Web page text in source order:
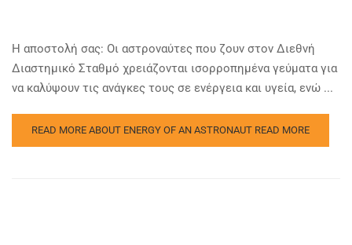
Η αποστολή σας: Οι αστροναύτες που ζουν στον Διεθνή
Διαστημικό Σταθμό χρειάζονται ισορροπημένα γεύματα για
να καλύψουν τις ανάγκες τους σε ενέργεια και υγεία, ενώ ...
READ MORE ABOUT ENERGY OF AN ASTRONAUT READ MORE